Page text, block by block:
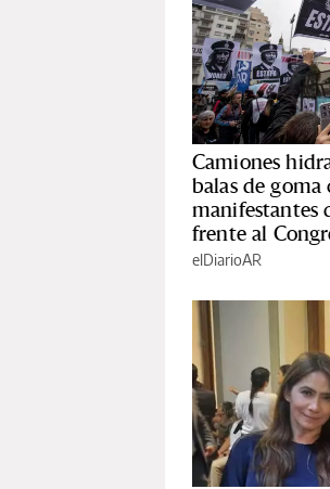
Camiones
balas de goma
manifestantes
frente al
elDiarioAR